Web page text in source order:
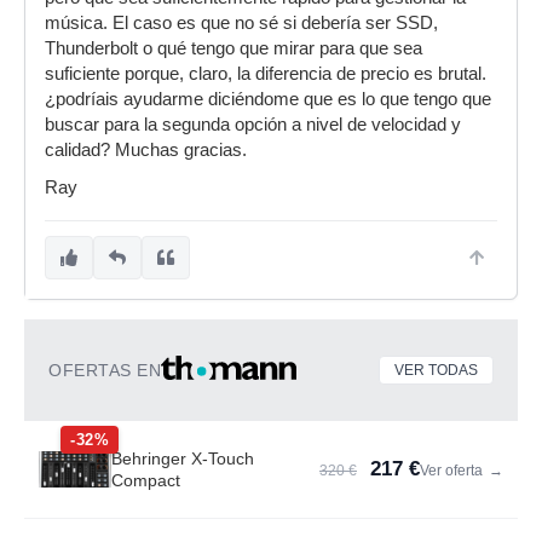
música. El caso es que no sé si debería ser SSD,
Thunderbolt o qué tengo que mirar para que sea
suficiente porque, claro, la diferencia de precio es brutal.
¿podríais ayudarme diciéndome que es lo que tengo que
buscar para la segunda opción a nivel de velocidad y
calidad? Muchas gracias.
Ray
OFERTAS EN VER TODAS
-32%
Behringer X-Touch
Compact
320 € 217 €Ver oferta →